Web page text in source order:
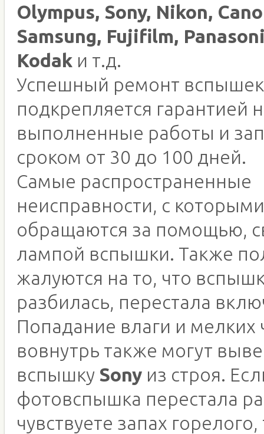
Olympus, Sony, Nikon,
Samsung, Fujifilm,
Kodak и т.д.
Успешный ремонт
подкрепляется гарантией
выполненные работы и
сроком от 30 до 100 дней.
Самые распространенные
неисправности, с которыми
обращаются за помощью,
лампой вспышки. Также
жалуются на то, что
разбилась, перестала
Попадание влаги и мелких
вовнутрь также могут
вспышку Sony из строя.
фотовспышка перестала
чувствуете запах